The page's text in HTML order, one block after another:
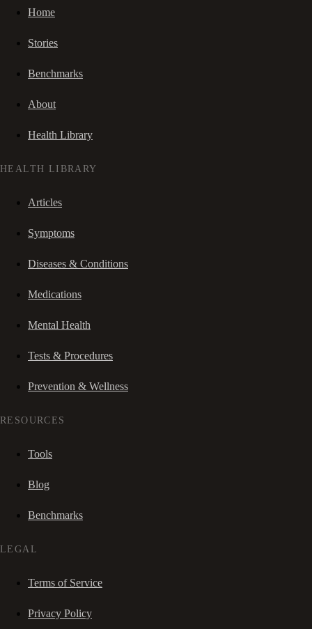
Home
Stories
Benchmarks
About
Health Library
HEALTH LIBRARY
Articles
Symptoms
Diseases & Conditions
Medications
Mental Health
Tests & Procedures
Prevention & Wellness
RESOURCES
Tools
Blog
Benchmarks
LEGAL
Terms of Service
Privacy Policy